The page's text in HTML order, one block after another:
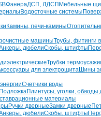
ФанераДСП, ЛДСП Мебельные
Водосточные системы
Камины, печи-камины
машиныТрубы, фитинги
дюбелиСкобы, штифты
Трубки
для электрощитаШины
Счетчики воды
ПодложкаПлинтусы, уголки, обводы
материалы
Ручки дверныеЗамки дверные
дюбелиСкобы, штифты